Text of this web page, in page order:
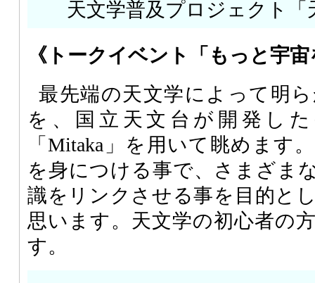
天文学普及プロジェクト「
《トークイベント「もっと宇
最先端の天文学によって明
を、国立天文台が開発し
「Mitaka」を用いて眺めます
を身につける事で、さまざま
識をリンクさせる事を目的と
思います。天文学の初心者の
す。